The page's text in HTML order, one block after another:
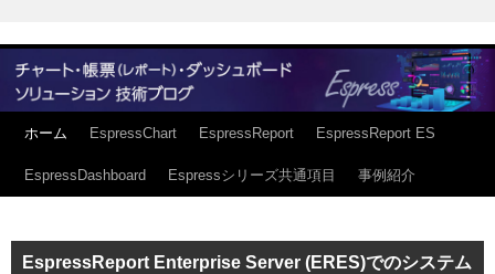
ホーム EspressChart EspressReport EspressReport ES
EspressDashboard Espressシリーズ共通項目 事例紹介
EspressReport Enterprise Server (ERES)でのシステム